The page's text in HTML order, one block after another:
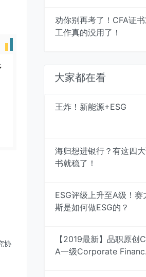
协
劝你别再考了！CFA证
工作真的没用了！
大家都在看
王炸！新能源+ESG
海归想进银行？有这四
书就稳了！
ESG评级上升至A级！赛
斯是如何做ESG的？
【2019最新】品职原创
A一级Corporate